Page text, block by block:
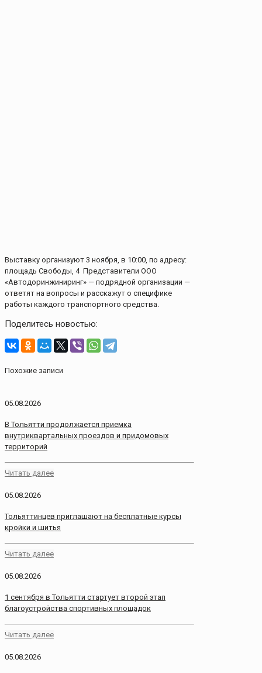
Выставку организуют 3 ноября, в 10:00, по адресу:
площадь Свободы, 4 Представители ООО
«Автодоринжиниринг» — подрядной организации —
ответят на вопросы и расскажут о специфике
работы каждого транспортного средства.
Поделитесь новостью:
Похожие записи
05.08.2026
В Тольятти продолжается приемка
внутриквартальных проездов и придомовых
территорий
Читать далее
05.08.2026
Тольяттинцев приглашают на бесплатные курсы
кройки и шитья
Читать далее
05.08.2026
1 сентября в Тольятти стартует второй этап
благоустройства спортивных площадок
Читать далее
05.08.2026